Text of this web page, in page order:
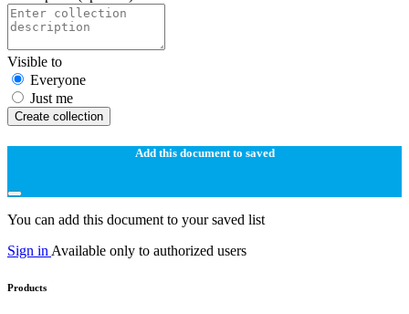
Visible to
Everyone
Just me
Create collection
Add this document to saved
You can add this document to your saved list
Sign in Available only to authorized users
Products